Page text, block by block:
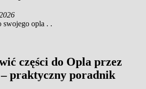
swojego opla . .
części do Opla przez
praktyczny poradnik